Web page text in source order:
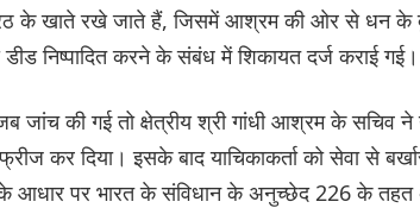
के खाते रखे जाते हैं, जिसमें आश्रम की ओर से धन के
निष्पादित करने के संबंध में शिकायत दर्ज कराई गई।
जब जांच की गई तो क्षेत्रीय श्री गांधी आश्रम के
दिया। इसके बाद याचिकाकर्ता को सेवा से
आधार पर भारत के संविधान के अनुच्छेद 226 के तहत